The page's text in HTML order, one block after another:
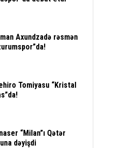
Axundzadə rəsmən
Tomiyasu “Kristal
“Milan”ı Qətər
dəyişdi